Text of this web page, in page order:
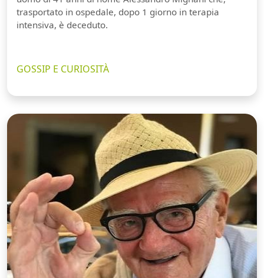
trasportato in ospedale, dopo 1 giorno in terapia
intensiva, è deceduto.
GOSSIP E CURIOSITÀ